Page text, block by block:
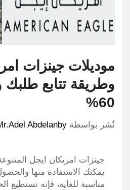
موديلات جينزات
وطريقة تتابع
60%
نٌشر بواسطة Abdelanby
جينزات امريكان ايجل
يمكنك الاستفادة منها
مناسبة للغاية، فإنه